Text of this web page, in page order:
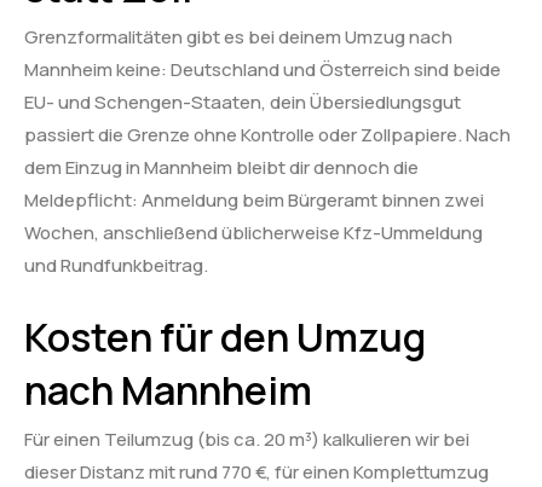
Grenzformalitäten gibt es bei deinem Umzug nach
Mannheim keine: Deutschland und Österreich sind beide
EU- und Schengen-Staaten, dein Übersiedlungsgut
passiert die Grenze ohne Kontrolle oder Zollpapiere. Nach
dem Einzug in Mannheim bleibt dir dennoch die
Meldepflicht: Anmeldung beim Bürgeramt binnen zwei
Wochen, anschließend üblicherweise Kfz-Ummeldung
und Rundfunkbeitrag.
Kosten für den Umzug
nach Mannheim
Für einen Teilumzug (bis ca. 20 m³) kalkulieren wir bei
dieser Distanz mit rund 770 €, für einen Komplettumzug